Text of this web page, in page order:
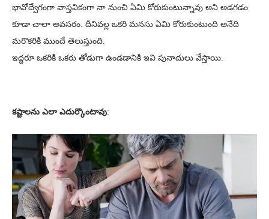
భావోద్వేగంగా వాస్తవికంగా నా నుంచి ఏమి కోరుకుంటున్నావు అని అడగడం
కూడా చాలా అవసరం. దీనివల్ల ఒకరి మనసు ఏమి కోరుకుంటుంది అనేది
మరొకరికి ముందే తెలుస్తుంది.
ఇద్దరూ ఒకరికి ఒకరు తోడుగా ఉండడానికి ఇవి పునాదులు వేస్తాయి.
కష్టాలను ఎలా ఎదుర్కొంటావు: